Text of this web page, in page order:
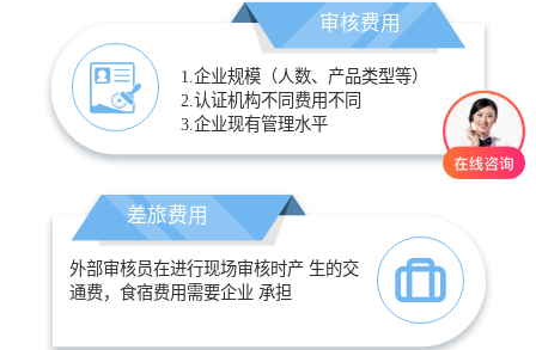
审核费用
1.企业规模（人数、产品类型等）
2.认证机构不同费用不同
3.企业现有管理水平
差旅费用
外部审核员在进行现场审核时产 生的交
通费，食宿费用需要企业 承担